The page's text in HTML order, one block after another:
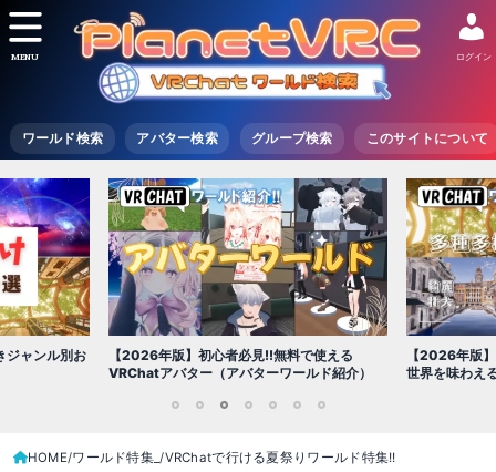
ワールド検索 アバター検索 グループ検索 このサイトについて
ログイン
MENU
ジャンル別お
【2026年版】初心者必見!!無料で使える
VRChatアバター（アバターワールド紹介）
【2026年版
世界を味わえ
HOME ワールド特集_ VRChatで行ける夏祭りワールド特集!!